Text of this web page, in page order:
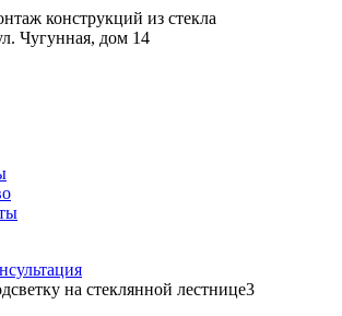
конструкций из стекла
Чугунная, дом 14
на стеклянной лестнице3